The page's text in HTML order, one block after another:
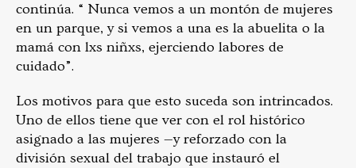
continúa. “ Nunca vemos a un montón de mujeres
en un parque, y si vemos a una es la abuelita o la
mamá con lxs niñxs, ejerciendo labores de
cuidado”.
Los motivos para que esto suceda son intrincados.
Uno de ellos tiene que ver con el rol histórico
asignado a las mujeres —y reforzado con la
división sexual del trabajo que instauró el